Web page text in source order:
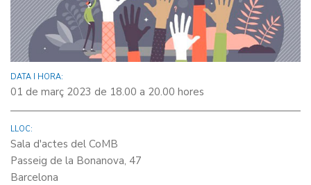
DATA I HORA:
01 de març 2023 de 18.00 a 20.00 hores
LLOC:
Sala d'actes del CoMB
Passeig de la Bonanova, 47
Barcelona